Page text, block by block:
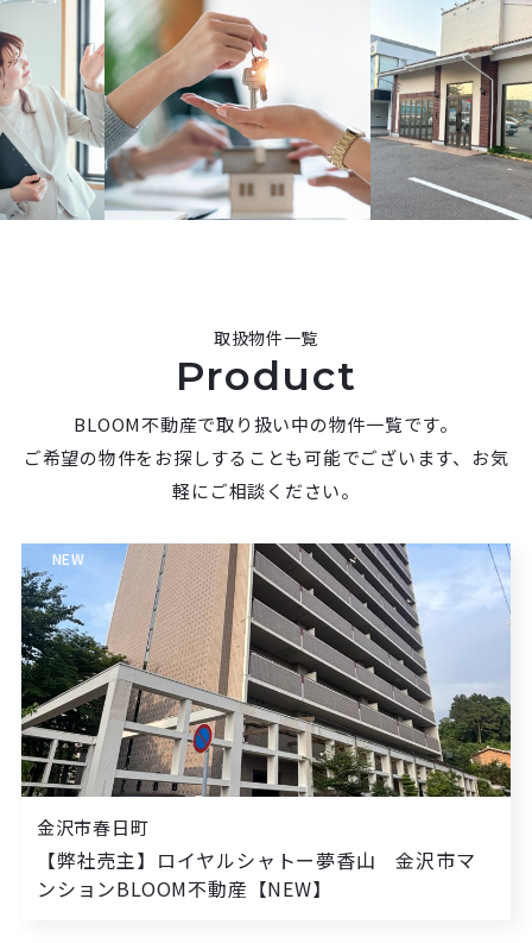
取扱物件一覧
Product
BLOOM不動産で取り扱い中の物件一覧です。
ご希望の物件をお探しすることも可能でございます、お気
軽にご相談ください。
金沢市春日町
【弊社売主】ロイヤルシャトー夢香山 金沢市マ
ンションBLOOM不動産【NEW】
NEW